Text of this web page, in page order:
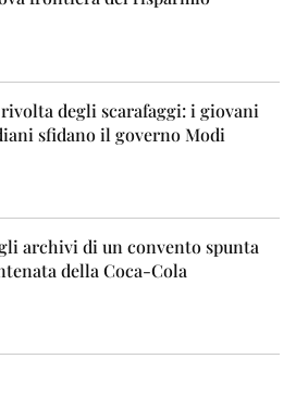
degli scarafaggi: i giovani
sfidano il governo Modi
archivi di un convento spunta
della Coca-Cola